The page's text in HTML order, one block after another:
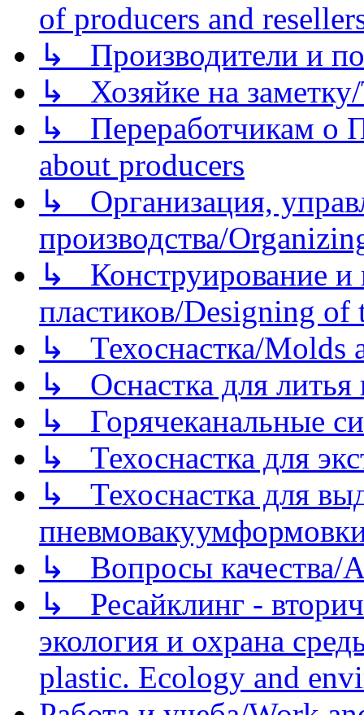
of producers and
↳ Производители и
↳ Хозяйке на
↳ Переработчикам о
about producers
↳ Организация,
производства/
↳ Конструирование и
пластиков/Designing of
↳ Техоснастка/Molds
↳ Оснастка для литья
↳ Горячеканальные
↳ Техоснастка для
↳ Техоснастка для
↳ Вопросы качества/
↳ Ресайклинг -
экология и охрана
plastic. Ecology and